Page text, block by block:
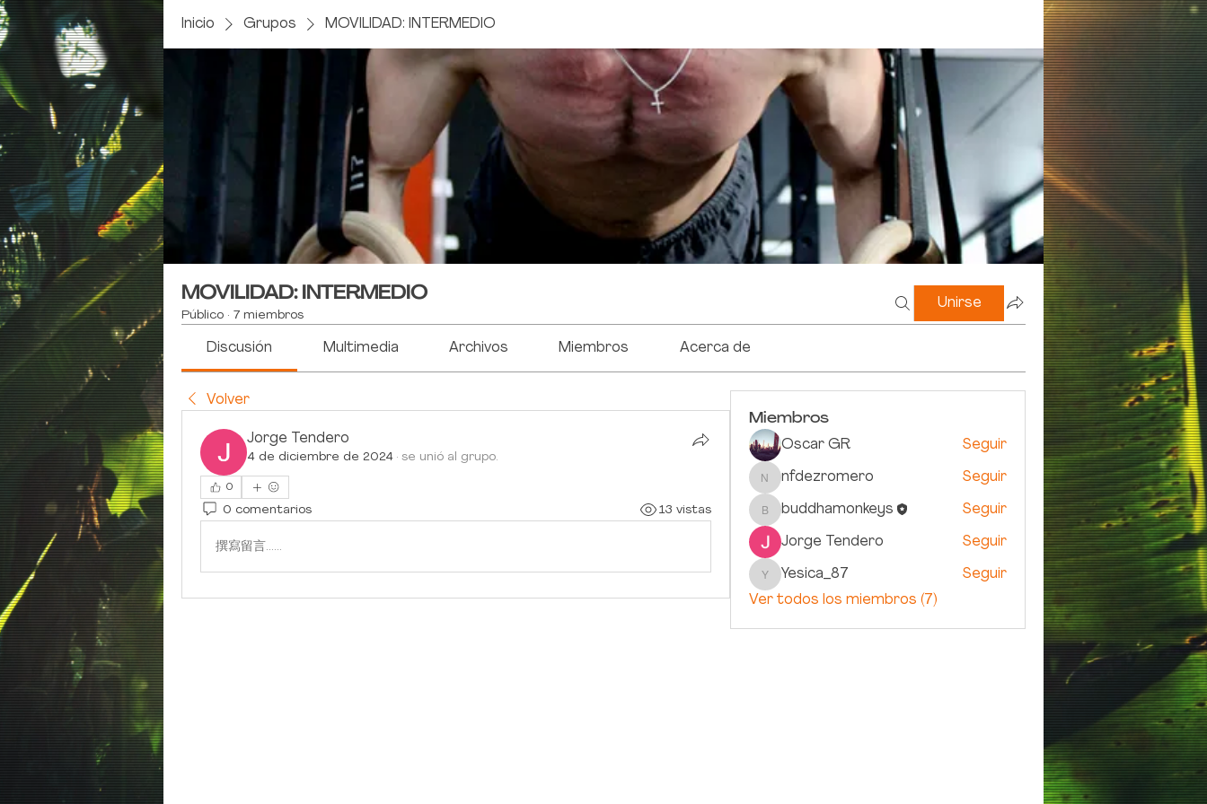
Inicio Grupos MOVILIDAD: INTERMEDIO
MOVILIDAD: INTERMEDIO
Público · 7 miembros
Unirse
Discusión Multimedia Archivos Miembros Acerca de
Volver
Jorge Tendero
4 de diciembre de 2024 · se unió al grupo.
0
0 comentarios 13 vistas
撰寫留言......
Miembros
Oscar GR
Seguir
nfdezromero
nfdezromero Seguir
buddhamonkeys
buddhamonkeys Seguir
Jorge Tendero Seguir
Yesica_87
Yesica_87
Seguir
Ver todos los miembros (7)